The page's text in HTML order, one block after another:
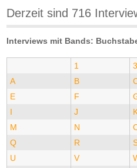
Derzeit sind 716
Interviews mit Bands:
1 3
A
B
E
F
I
J
M
N
Q
R
U
V